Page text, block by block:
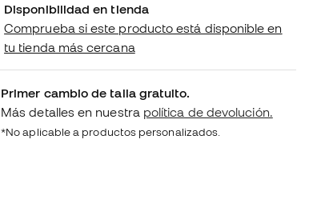
Disponibilidad en tienda
Comprueba si este producto está disponible en
tu tienda más cercana
Primer cambio de talla gratuito.
Más detalles en nuestra política de devolución.
*No aplicable a productos personalizados.